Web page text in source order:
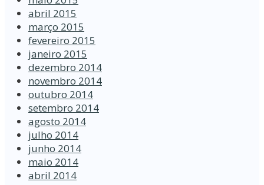
abril 2015
março 2015
fevereiro 2015
janeiro 2015
dezembro 2014
novembro 2014
outubro 2014
setembro 2014
agosto 2014
julho 2014
junho 2014
maio 2014
abril 2014